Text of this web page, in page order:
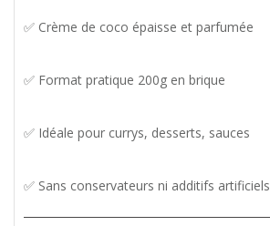
✅ Crème de coco épaisse et parfumée
✅ Format pratique 200g en brique
✅ Idéale pour currys, desserts, sauces
✅ Sans conservateurs ni additifs artificiels